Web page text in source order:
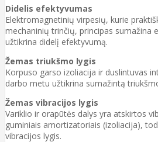
Didelis efektyvumas
Elektromagnetinių virpesių, kurie
mechaninių trinčių, principas sumažina
užtikrina didelį efektyvumą.
Žemas triukšmo lygis
Korpuso garso izoliacija ir duslintuvas
darbo metu užtikrina sumažintą
Žemas vibracijos lygis
Variklio ir orapūtės dalys yra atskirtos
guminiais amortizatoriais (izoliacija),
vibracijos lygis.